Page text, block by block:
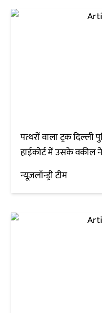
पत्थरों वाला ट्रक
हाईकोर्ट में उसके वकील
न्यूज़लॉन्ड्री टीम